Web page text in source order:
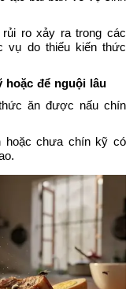
ro xảy ra trong các
vụ do thiếu kiến thức
để nguội lâu
ăn được nấu chín
hoặc chưa chín kỹ có